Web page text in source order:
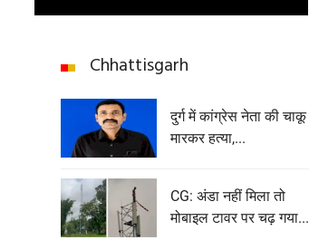
Chhattisgarh
दुर्ग में कांग्रेस नेता की चाकू
मारकर हत्या,...
CG: अंडा नहीं मिला तो
मोबाइल टावर पर चढ़ गया...